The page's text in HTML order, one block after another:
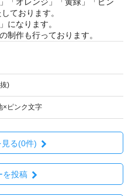
「オレンジ」「黄緑」「ピン
ております。
になります。
制作も行っております。
)
×ピンク文字
見る(0件)
を投稿